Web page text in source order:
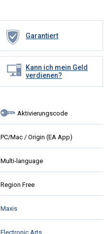
Garantiert
Kann ich mein Geld
verdienen?
Aktivierungscode
PC/Mac / Origin (EA App)
Multi-language
Region Free
Maxis
Electronic Arts